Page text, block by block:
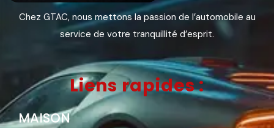
Chez GTAC, nous mettons la passion de l’automobile au
service de votre tranquillité d’esprit.
Liens rapides :
MAISON